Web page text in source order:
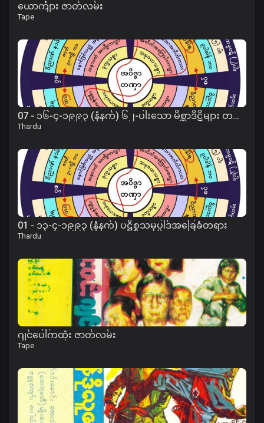
ယောင်္ကျား ဇာတ်လမ်း
Tape
07 - ၁၆-၄-၁၉၉၃ (နံနက်) ၆၂-ပါးသော မိစ္ဆာဒိဋ္ဌိများ တရား
Thardu
01 - ၁၃-၄-၁၉၉၃ (နံနက်) ပဋိစ္စသမုပ္ပါဒ်အခြေခံတရား
Thardu
ဂျင်ပေါ်ကထုံး ဇာတ်လမ်း
Tape